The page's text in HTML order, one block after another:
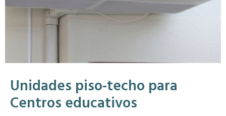
Unidades piso-techo para
Centros educativos